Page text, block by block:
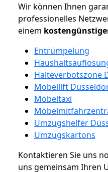
Wir können Ihnen
professionelles
einem
Entrümpelung
Halteverbotszone
Möbellift
Möbeltaxi
Umzugshelfer
Umzugskartons
Kontaktieren Sie uns
uns gemeinsam Ihren